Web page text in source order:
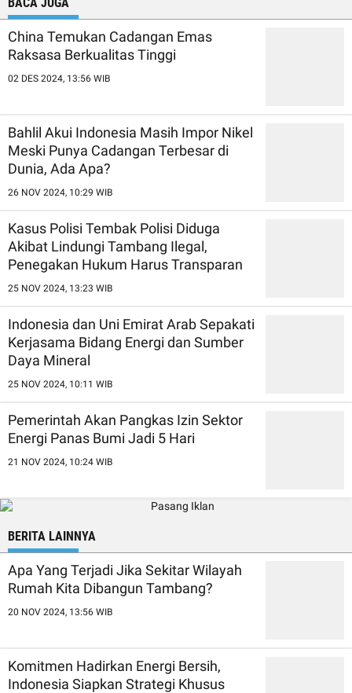
China Temukan Cadangan Emas
Raksasa Berkualitas Tinggi
02 DES 2024, 13:56 WIB
Bahlil Akui Indonesia Masih Impor Nikel
Meski Punya Cadangan Terbesar di
Dunia, Ada Apa?
26 NOV 2024, 10:29 WIB
Kasus Polisi Tembak Polisi Diduga
Akibat Lindungi Tambang Ilegal,
Penegakan Hukum Harus Transparan
25 NOV 2024, 13:23 WIB
Indonesia dan Uni Emirat Arab Sepakati
Kerjasama Bidang Energi dan Sumber
Daya Mineral
25 NOV 2024, 10:11 WIB
Pemerintah Akan Pangkas Izin Sektor
Energi Panas Bumi Jadi 5 Hari
21 NOV 2024, 10:24 WIB
BERITA LAINNYA
Apa Yang Terjadi Jika Sekitar Wilayah
Rumah Kita Dibangun Tambang?
20 NOV 2024, 13:56 WIB
Komitmen Hadirkan Energi Bersih,
Indonesia Siapkan Strategi Khusus